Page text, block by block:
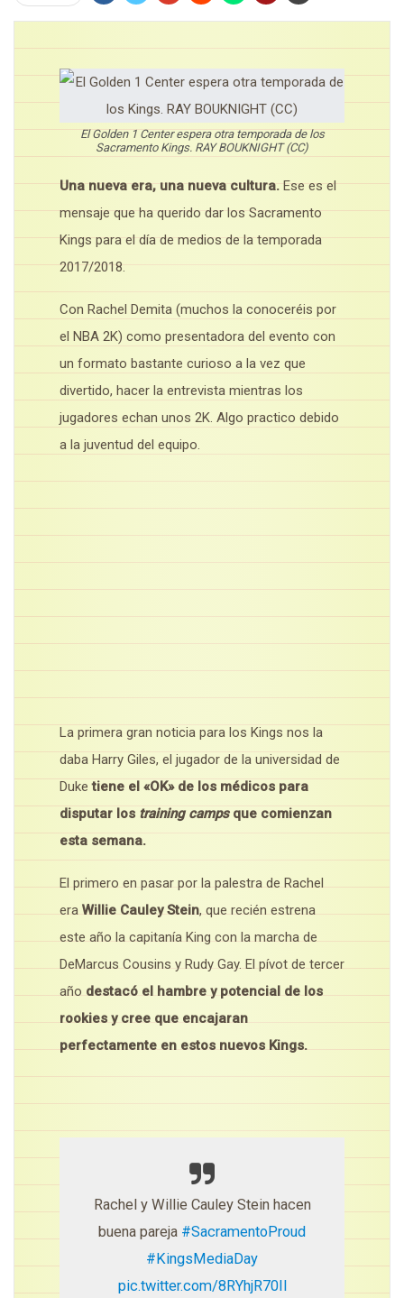
El Golden 1 Center espera otra temporada de los
Sacramento Kings. RAY BOUKNIGHT (CC)
Una nueva era, una nueva cultura. Ese es el
mensaje que ha querido dar los Sacramento
Kings para el día de medios de la temporada
2017/2018.
Con Rachel Demita (muchos la conoceréis por
el NBA 2K) como presentadora del evento con
un formato bastante curioso a la vez que
divertido, hacer la entrevista mientras los
jugadores echan unos 2K. Algo practico debido
a la juventud del equipo.
La primera gran noticia para los Kings nos la
daba Harry Giles, el jugador de la universidad de
Duketiene el «OK» de los médicos para
disputar los training campsque comienzan
esta semana.
El primero en pasar por la palestra de Rachel
era Willie Cauley Stein, que recién estrena
este año la capitanía King con la marcha de
DeMarcus Cousins y Rudy Gay. El pívot de tercer
año destacó el hambre y potencial de los
rookies y cree que encajaran
perfectamente en estos nuevos Kings.
Rachel y Willie Cauley Stein hacen
buena pareja #SacramentoProud
#KingsMediaDay
pic.twitter.com/8RYhjR70Il